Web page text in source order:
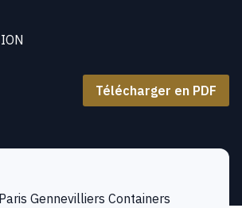
Télécharger en PDF
Paris Gennevilliers Containers